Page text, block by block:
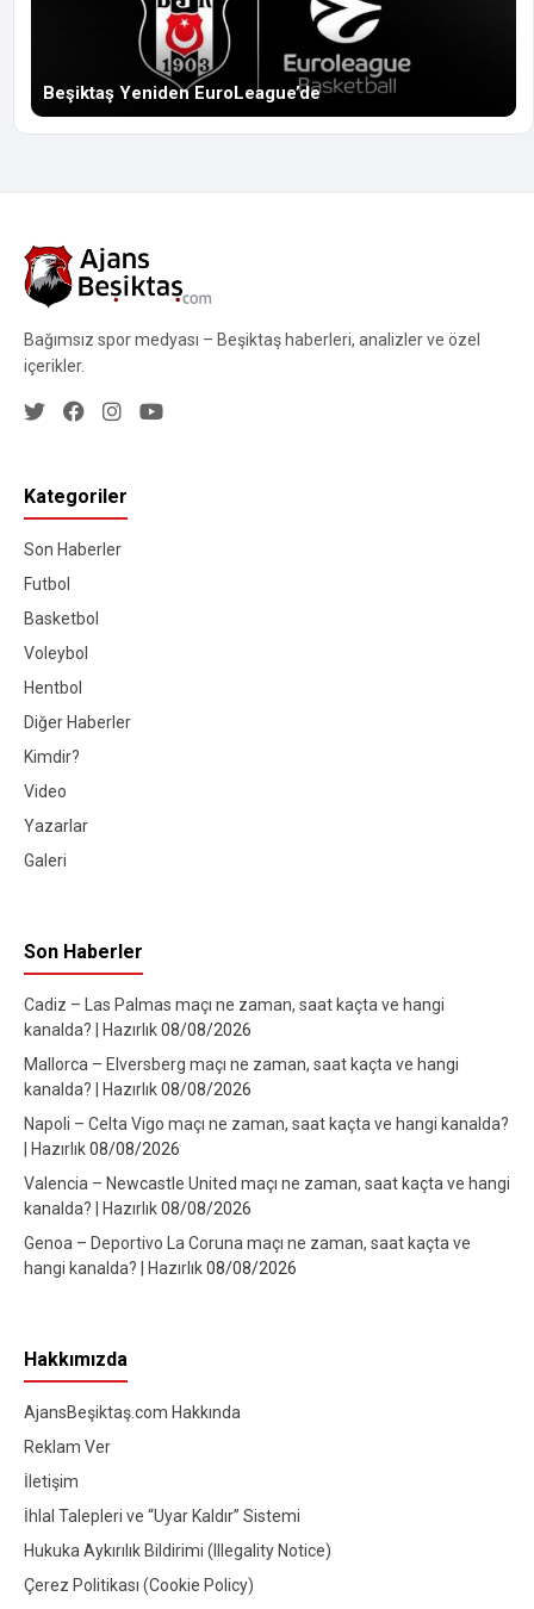
Beşiktaş Yeniden EuroLeague’de
Bağımsız spor medyası – Beşiktaş haberleri, analizler ve özel
içerikler.
Kategoriler
Son Haberler
Futbol
Basketbol
Voleybol
Hentbol
Diğer Haberler
Kimdir?
Video
Yazarlar
Galeri
Son Haberler
Cadiz – Las Palmas maçı ne zaman, saat kaçta ve hangi
kanalda? | Hazırlık08/08/2026
Mallorca – Elversberg maçı ne zaman, saat kaçta ve hangi
kanalda? | Hazırlık08/08/2026
Napoli – Celta Vigo maçı ne zaman, saat kaçta ve hangi kanalda?
| Hazırlık08/08/2026
Valencia – Newcastle United maçı ne zaman, saat kaçta ve hangi
kanalda? | Hazırlık08/08/2026
Genoa – Deportivo La Coruna maçı ne zaman, saat kaçta ve
hangi kanalda? | Hazırlık08/08/2026
Hakkımızda
AjansBeşiktaş.com Hakkında
Reklam Ver
İletişim
İhlal Talepleri ve “Uyar Kaldır” Sistemi
Hukuka Aykırılık Bildirimi (Illegality Notice)
Çerez Politikası (Cookie Policy)